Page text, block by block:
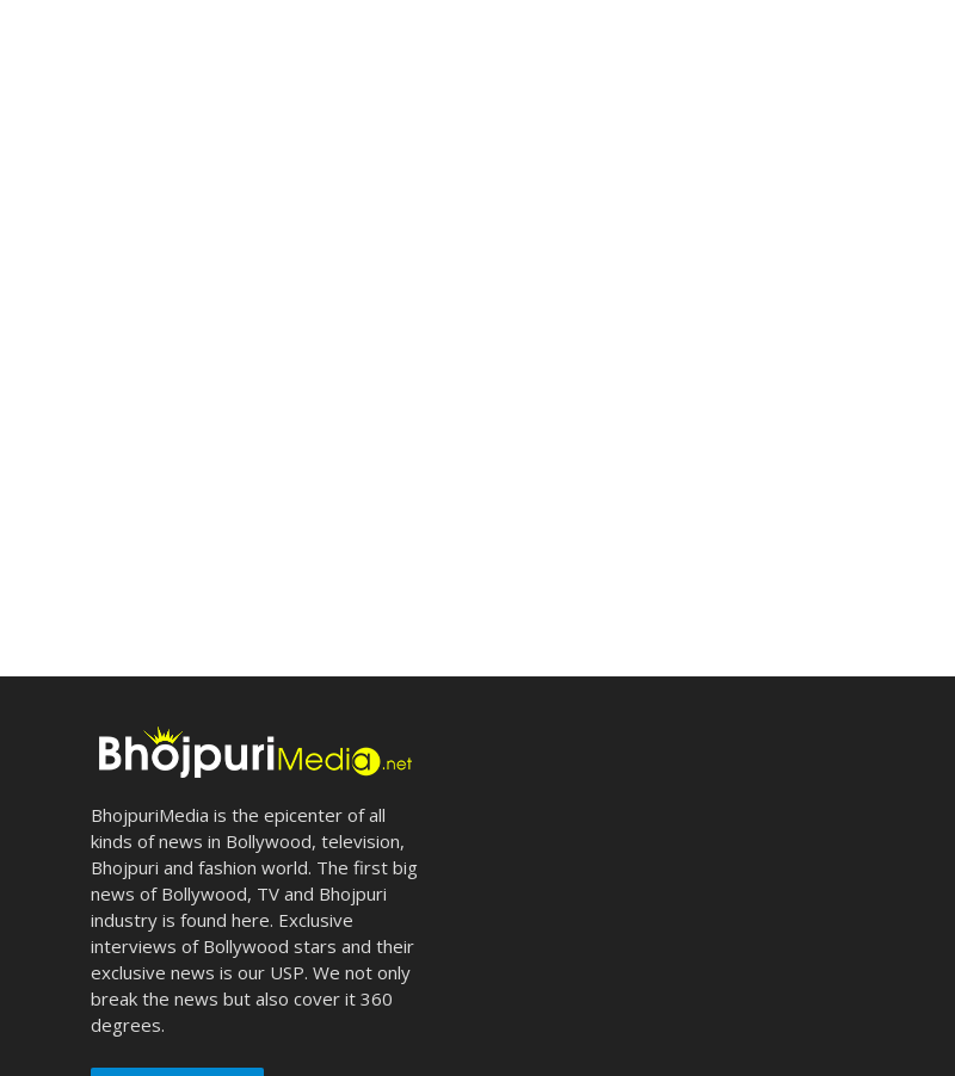
BhojpuriMedia is the epicenter of all
kinds of news in Bollywood, television,
Bhojpuri and fashion world. The first big
news of Bollywood, TV and Bhojpuri
industry is found here. Exclusive
interviews of Bollywood stars and their
exclusive news is our USP. We not only
break the news but also cover it 360
degrees.